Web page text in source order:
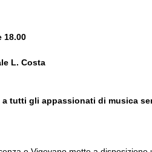
18.00
L. Costa
tutti gli appassionati di musica